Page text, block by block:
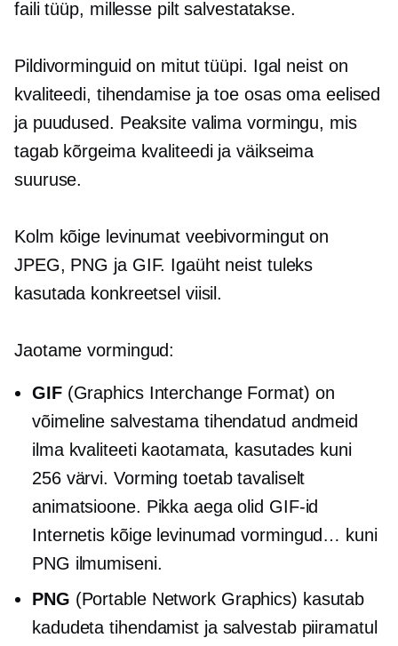
faili tüüp, millesse pilt salvestatakse.
Pildivorminguid on mitut tüüpi. Igal neist on
kvaliteedi, tihendamise ja toe osas oma eelised
ja puudused. Peaksite valima vormingu, mis
tagab kõrgeima kvaliteedi ja väikseima
suuruse.
Kolm kõige levinumat veebivormingut on
JPEG, PNG ja GIF. Igaüht neist tuleks
kasutada konkreetsel viisil.
Jaotame vormingud:
GIF(Graphics Interchange Format) on
võimeline salvestama tihendatud andmeid
ilma kvaliteeti kaotamata, kasutades kuni
256 värvi. Vorming toetab tavaliselt
animatsioone. Pikka aega olid GIF-id
Internetis kõige levinumad vormingud… kuni
PNG ilmumiseni.
PNG (Portable Network Graphics) kasutab
kadudeta tihendamist ja salvestab piiramatul